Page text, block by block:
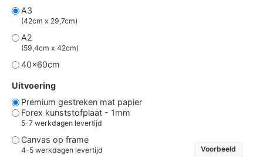
A3
(42cm x 29,7cm)
A2
(59,4cm x 42cm)
40x60cm
Uitvoering
Premium gestreken mat papier
Forex kunststofplaat - 1mm
5-7 werkdagen levertijd
Canvas op frame
4-5 werkdagen levertijd Voorbeeld